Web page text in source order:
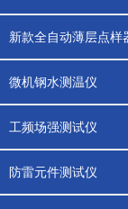
新款全自动薄层点样
微机钢水测温仪
工频场强测试仪
防雷元件测试仪